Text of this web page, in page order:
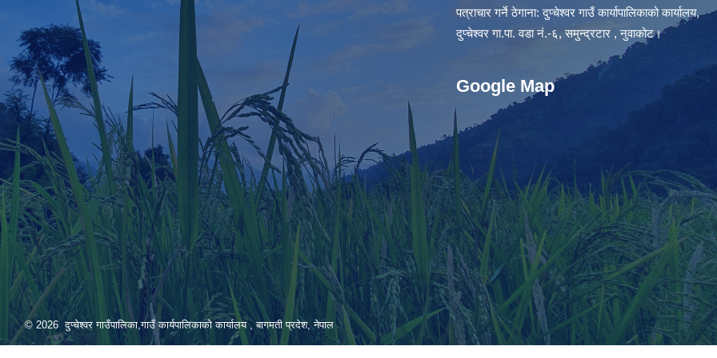
पत्राचार गर्ने ठेगाना: दुप्चेश्वर गाउँ कार्यापालिकाको कार्यालय,
दुप्चेश्वर गा.पा. वडा नं.-६, समुन्द्रटार , नुवाकोट।
Google Map
© 2026 दुप्चेश्वर गाउँपालिका,गाउँ कार्यपालिकाको कार्यालय , बागमती प्रदेश, नेपाल